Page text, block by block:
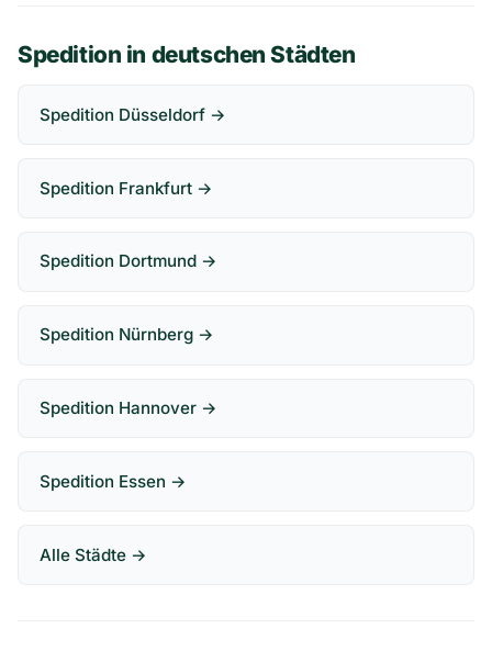
Spedition in deutschen Städten
Spedition Düsseldorf →
Spedition Frankfurt →
Spedition Dortmund →
Spedition Nürnberg →
Spedition Hannover →
Spedition Essen →
Alle Städte →